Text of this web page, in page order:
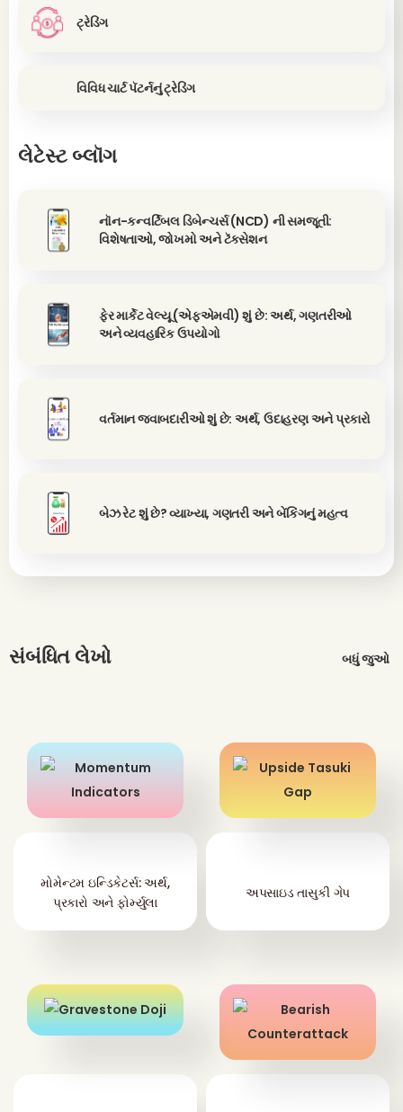
ટ્રેડિંગ
વિવિધ ચાર્ટ પૅટર્નનું ટ્રેડિંગ
લેટેસ્ટ બ્લૉગ
નૉન-કન્વર્ટિબલ ડિબેન્ચર્સ (NCD) ની સમજૂતી:
વિશેષતાઓ, જોખમો અને ટૅક્સેશન
ફેર માર્કેટ વેલ્યૂ (એફએમવી) શું છે: અર્થ, ગણતરીઓ
અને વ્યવહારિક ઉપયોગો
વર્તમાન જવાબદારીઓ શું છે: અર્થ, ઉદાહરણ અને પ્રકારો
બેઝ રેટ શું છે? વ્યાખ્યા, ગણતરી અને બેંકિંગનું મહત્વ
સંબંધિત લેખો બધું જુઓ
મોમેન્ટમ ઇન્ડિકેટર્સ: અર્થ,
પ્રકારો અને ફોર્મ્યુલા
અપસાઇડ તાસુકી ગેપ